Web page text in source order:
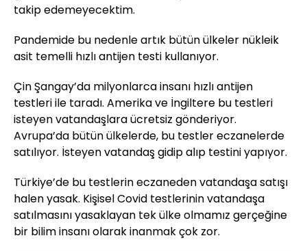
takip edemeyecektim.
Pandemide bu nedenle artık bütün ülkeler nükleik
asit temelli hızlı antijen testi kullanıyor.
Çin Şangay’da milyonlarca insanı hızlı antijen
testleri ile taradı. Amerika ve İngiltere bu testleri
isteyen vatandaşlara ücretsiz gönderiyor.
Avrupa’da bütün ülkelerde, bu testler eczanelerde
satılıyor. İsteyen vatandaş gidip alıp testini yapıyor.
Türkiye’de bu testlerin eczaneden vatandaşa satışı
halen yasak. Kişisel Covid testlerinin vatandaşa
satılmasını yasaklayan tek ülke olmamız gerçeğine
bir bilim insanı olarak inanmak çok zor.